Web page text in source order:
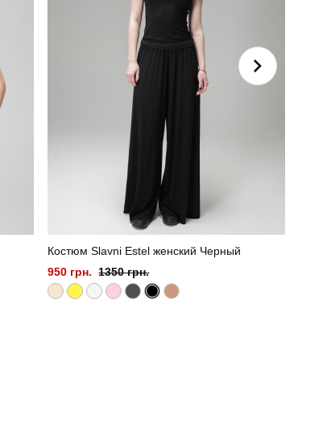
Костюм Slavni Estel женский Черный
950 грн. 1350 грн.